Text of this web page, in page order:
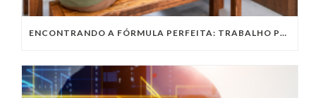
ENCONTRANDO A FÓRMULA PERFEITA: TRABALHO PRESENCIAL, HOME OFFICE OU TRABALHO HÍBRIDO?